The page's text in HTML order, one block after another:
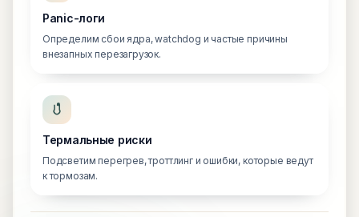
Panic-логи
Определим сбои ядра, watchdog и частые причины
внезапных перезагрузок.
Термальные риски
Подсветим перегрев, троттлинг и ошибки, которые ведут
к тормозам.